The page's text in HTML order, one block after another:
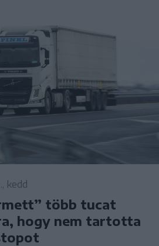
kedd
több tucat
hogy nem tartotta